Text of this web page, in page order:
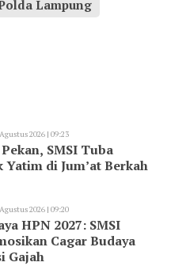
Lampung
2026 | 09:23
SMSI Tuba
Yatim di Jum’at Berkah
2026 | 09:20
HPN 2027: SMSI
Cagar Budaya
Gajah